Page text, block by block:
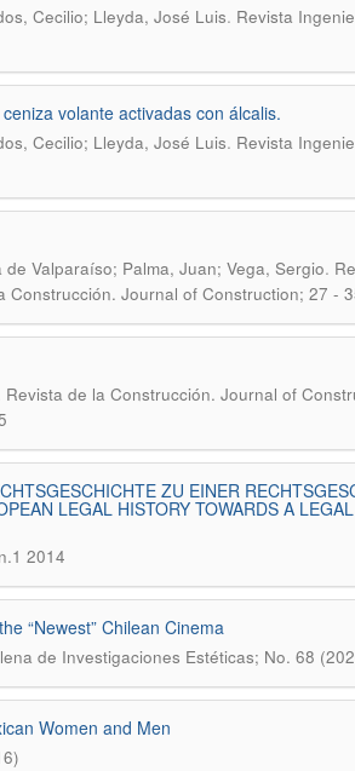
Cecilio; Lleyda, José Luis. Revista
volante activadas con álcalis.
Cecilio; Lleyda, José Luis. Revista
Valparaíso; Palma, Juan; Vega, Sergio.
Journal of Construction; 27 -
Revista de la Construcción. Journal of
ZU EINER
LEGAL HISTORY TOWARDS A
2014
“Newest” Chilean Cinema
de Investigaciones Estéticas; No. 68
Women and Men